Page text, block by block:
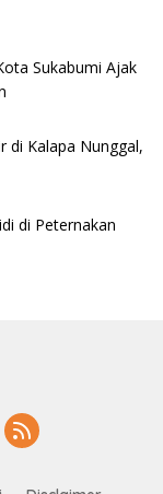
Sukabumi Ajak
di Kalapa Nunggal,
di Peternakan